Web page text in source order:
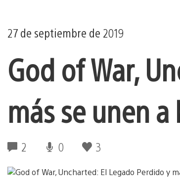
27 de septiembre de 2019
God of War,
más se unen
2 0 3